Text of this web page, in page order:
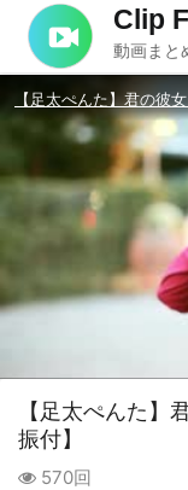
Clip
動画まと
【足太ぺんた
振付】
570回